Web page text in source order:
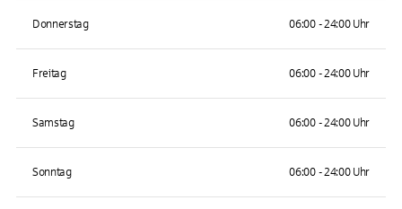
Donnerstag 06:00 - 24:00 Uhr
Freitag 06:00 - 24:00 Uhr
Samstag 06:00 - 24:00 Uhr
Sonntag 06:00 - 24:00 Uhr